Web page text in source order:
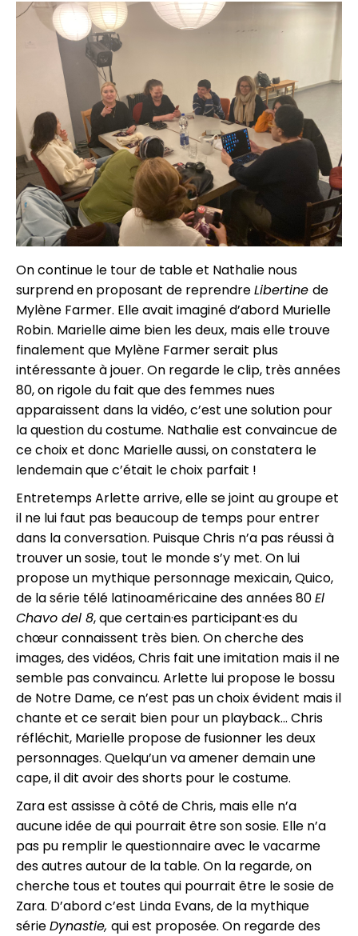
On continue le tour de table et Nathalie nous
surprend en proposant de reprendreLibertine de
Mylène Farmer. Elle avait imaginé d’abord Murielle
Robin. Marielle aime bien les deux, mais elle trouve
finalement que Mylène Farmer serait plus
intéressante à jouer. On regarde le clip, très années
80, on rigole du fait que des femmes nues
apparaissent dans la vidéo, c’est une solution pour
la question du costume. Nathalie est convaincue de
ce choix et donc Marielle aussi, on constatera le
lendemain que c’était le choix parfait !
Entretemps Arlette arrive, elle se joint au groupe et
il ne lui faut pas beaucoup de temps pour entrer
dans la conversation. Puisque Chris n’a pas réussi à
trouver un sosie, tout le monde s’y met. On lui
propose un mythique personnage mexicain, Quico,
de la série télé latinoaméricaine des années 80El
Chavo del 8, que certain·es participant·es du
chœur connaissent très bien. On cherche des
images, des vidéos, Chris fait une imitation mais il ne
semble pas convaincu. Arlette lui propose le bossu
de Notre Dame, ce n’est pas un choix évident mais il
chante et ce serait bien pour un playback... Chris
réfléchit, Marielle propose de fusionner les deux
personnages. Quelqu’un va amener demain une
cape, il dit avoir des shorts pour le costume.
Zara est assisse à côté de Chris, mais elle n’a
aucune idée de qui pourrait être son sosie. Elle n’a
pas pu remplir le questionnaire avec le vacarme
des autres autour de la table. On la regarde, on
cherche tous et toutes qui pourrait être le sosie de
Zara. D’abord c’est Linda Evans, de la mythique
sérieDynastie, qui est proposée. On regarde des